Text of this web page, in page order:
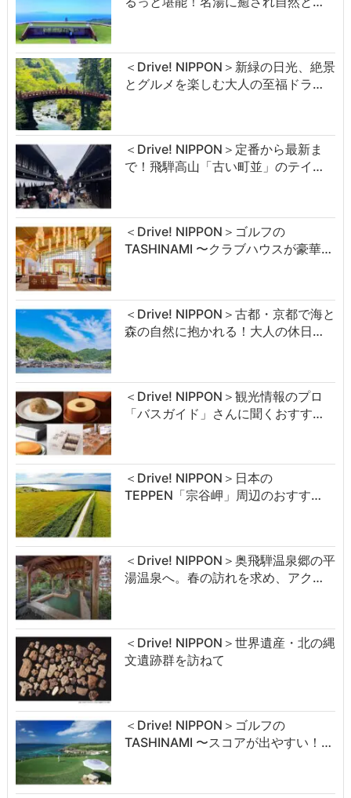
＜Drive! NIPPON＞新緑の日光、絶景
とグルメを楽しむ大人の至福ドラ…
＜Drive! NIPPON＞定番から最新ま
で！飛騨高山「古い町並」のテイ…
＜Drive! NIPPON＞ゴルフの
TASHINAMI 〜クラブハウスが豪華…
＜Drive! NIPPON＞古都・京都で海と
森の自然に抱かれる！大人の休日…
＜Drive! NIPPON＞観光情報のプロ
「バスガイド」さんに聞くおすす…
＜Drive! NIPPON＞日本の
TEPPEN「宗谷岬」周辺のおすす…
＜Drive! NIPPON＞奥飛騨温泉郷の平
湯温泉へ。春の訪れを求め、アク…
＜Drive! NIPPON＞世界遺産・北の縄
文遺跡群を訪ねて
＜Drive! NIPPON＞ゴルフの
TASHINAMI 〜スコアが出やすい！…